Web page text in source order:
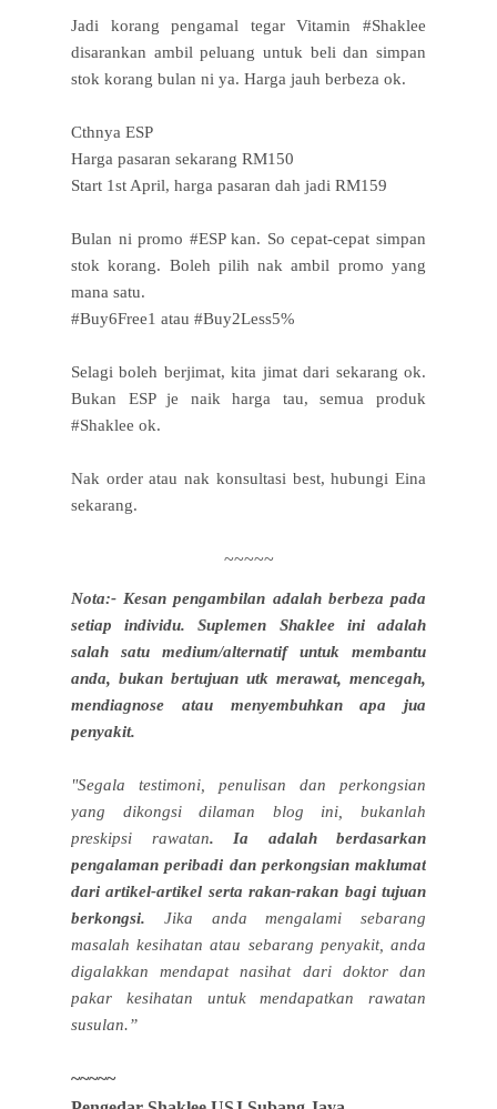
Jadi korang pengamal tegar Vitamin #Shaklee
disarankan ambil peluang untuk beli dan simpan
stok korang bulan ni ya. Harga jauh berbeza ok.
Cthnya ESP
Harga pasaran sekarang RM150
Start 1st April, harga pasaran dah jadi RM159
Bulan ni promo #ESP kan. So cepat-cepat simpan
stok korang. Boleh pilih nak ambil promo yang
mana satu.
#Buy6Free1 atau #Buy2Less5%
Selagi boleh berjimat, kita jimat dari sekarang ok.
Bukan ESP je naik harga tau, semua produk
#Shaklee ok.
Nak order atau nak konsultasi best, hubungi Eina
sekarang.
~~~~~
Nota:- Kesan pengambilan adalah berbeza pada
setiap individu. Suplemen Shaklee ini adalah
salah satu medium/alternatif untuk membantu
anda, bukan bertujuan utk merawat, mencegah,
mendiagnose atau menyembuhkan apa jua
penyakit.
"Segala testimoni, penulisan dan perkongsian
yang dikongsi dilaman blog ini, bukanlah
preskipsi rawatan. Ia adalah berdasarkan
pengalaman peribadi dan perkongsian maklumat
dari artikel-artikel serta rakan-rakan bagi tujuan
berkongsi. Jika anda mengalami sebarang
masalah kesihatan atau sebarang penyakit, anda
digalakkan mendapat nasihat dari doktor dan
pakar kesihatan untuk mendapatkan rawatan
susulan.”
~~~~~